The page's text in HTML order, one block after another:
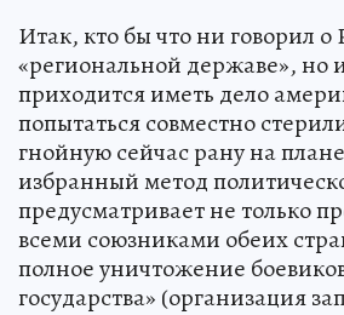
Итак, кто бы что ни говорил о
«региональной державе», но
приходится иметь дело
попытаться совместно
гнойную сейчас рану на
избранный метод
предусматривает не только
всеми союзниками обеих
полное уничтожение
государства» (организация